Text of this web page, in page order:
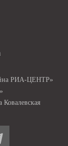
РИА-ЦЕНТР»